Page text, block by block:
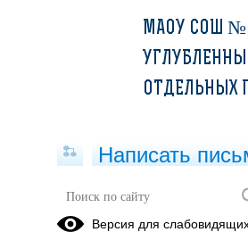
СОО
МАОУ СОШ №
ОТДЕЛЬНЫХ
Написать
Версия для